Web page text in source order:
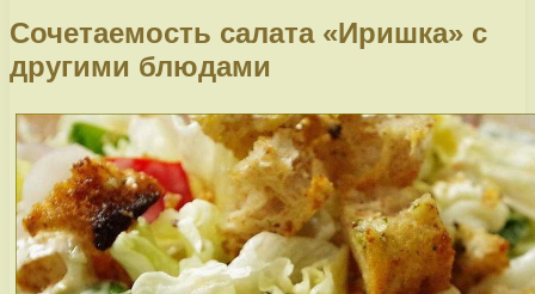
Сочетаемость салата «Иришка» с
другими блюдами